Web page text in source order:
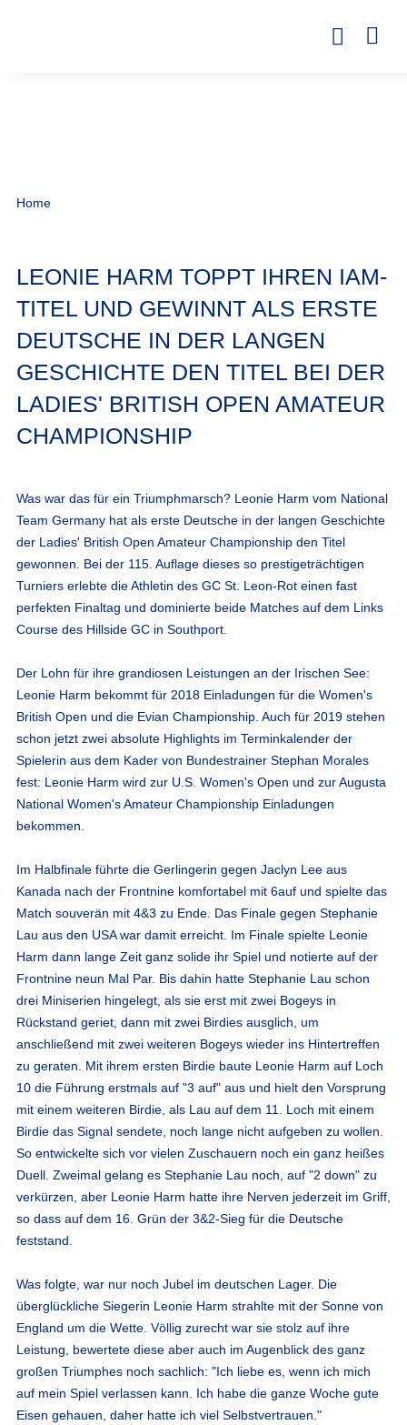
Home
LEONIE HARM TOPPT IHREN IAM-
TITEL UND GEWINNT ALS ERSTE
DEUTSCHE IN DER LANGEN
GESCHICHTE DEN TITEL BEI DER
LADIES' BRITISH OPEN AMATEUR
CHAMPIONSHIP
Was war das für ein Triumphmarsch? Leonie Harm vom National
Team Germany hat als erste Deutsche in der langen Geschichte
der Ladies' British Open Amateur Championship den Titel
gewonnen. Bei der 115. Auflage dieses so prestigeträchtigen
Turniers erlebte die Athletin des GC St. Leon-Rot einen fast
perfekten Finaltag und dominierte beide Matches auf dem Links
Course des Hillside GC in Southport.
Der Lohn für ihre grandiosen Leistungen an der Irischen See:
Leonie Harm bekommt für 2018 Einladungen für die Women's
British Open und die Evian Championship. Auch für 2019 stehen
schon jetzt zwei absolute Highlights im Terminkalender der
Spielerin aus dem Kader von Bundestrainer Stephan Morales
fest: Leonie Harm wird zur U.S. Women's Open und zur Augusta
National Women's Amateur Championship Einladungen
bekommen.
Im Halbfinale führte die Gerlingerin gegen Jaclyn Lee aus
Kanada nach der Frontnine komfortabel mit 6auf und spielte das
Match souverän mit 4&3 zu Ende. Das Finale gegen Stephanie
Lau aus den USA war damit erreicht. Im Finale spielte Leonie
Harm dann lange Zeit ganz solide ihr Spiel und notierte auf der
Frontnine neun Mal Par. Bis dahin hatte Stephanie Lau schon
drei Miniserien hingelegt, als sie erst mit zwei Bogeys in
Rückstand geriet, dann mit zwei Birdies ausglich, um
anschließend mit zwei weiteren Bogeys wieder ins Hintertreffen
zu geraten. Mit ihrem ersten Birdie baute Leonie Harm auf Loch
10 die Führung erstmals auf "3 auf" aus und hielt den Vorsprung
mit einem weiteren Birdie, als Lau auf dem 11. Loch mit einem
Birdie das Signal sendete, noch lange nicht aufgeben zu wollen.
So entwickelte sich vor vielen Zuschauern noch ein ganz heißes
Duell. Zweimal gelang es Stephanie Lau noch, auf "2 down" zu
verkürzen, aber Leonie Harm hatte ihre Nerven jederzeit im Griff,
so dass auf dem 16. Grün der 3&2-Sieg für die Deutsche
feststand.
Was folgte, war nur noch Jubel im deutschen Lager. Die
überglückliche Siegerin Leonie Harm strahlte mit der Sonne von
England um die Wette. Völlig zurecht war sie stolz auf ihre
Leistung, bewertete diese aber auch im Augenblick des ganz
großen Triumphes noch sachlich: "Ich liebe es, wenn ich mich
auf mein Spiel verlassen kann. Ich habe die ganze Woche gute
Eisen gehauen, daher hatte ich viel Selbstvertrauen."